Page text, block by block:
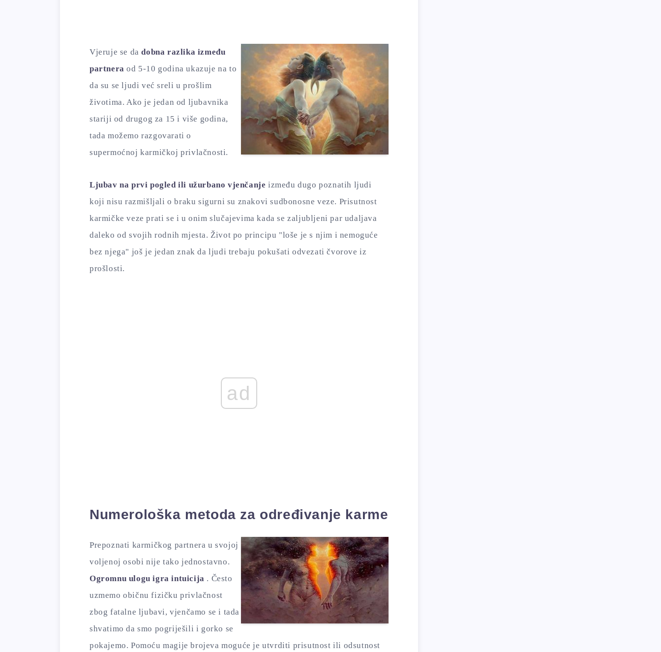
Vjeruje se dadobna razlika između
partnera od 5-10 godina ukazuje na to
da su se ljudi već sreli u prošlim
životima. Ako je jedan od ljubavnika
stariji od drugog za 15 i više godina,
tada možemo razgovarati o
supermoćnoj karmičkoj privlačnosti.
Ljubav na prvi pogled ili užurbano vjenčanje između dugo poznatih ljudi
koji nisu razmišljali o braku sigurni su znakovi sudbonosne veze. Prisutnost
karmičke veze prati se i u onim slučajevima kada se zaljubljeni par udaljava
daleko od svojih rodnih mjesta. Život po principu "loše je s njim i nemoguće
bez njega" još je jedan znak da ljudi trebaju pokušati odvezati čvorove iz
prošlosti.
ad
Numerološka metoda za određivanje karme
Prepoznati karmičkog partnera u svojoj
voljenoj osobi nije tako jednostavno.
Ogromnu ulogu igra intuicija . Često
uzmemo običnu fizičku privlačnost
zbog fatalne ljubavi, vjenčamo se i tada
shvatimo da smo pogriješili i gorko se
pokajemo. Pomoću magije brojeva moguće je utvrditi prisutnost ili odsutnost